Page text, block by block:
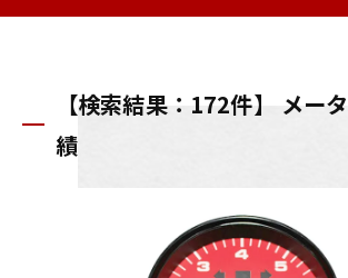
【検索結果：172件】 メー
績